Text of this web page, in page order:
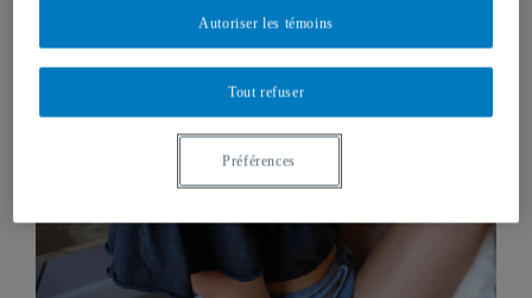
Tout refuser
Autoriser les témoins
Préférences